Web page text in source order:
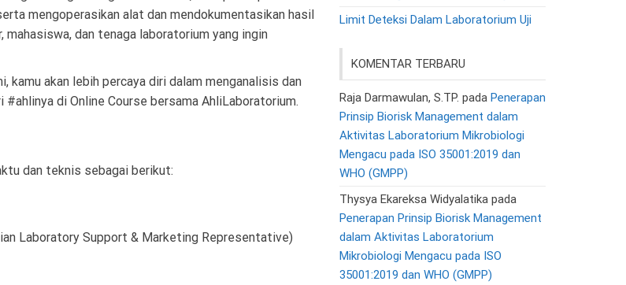
mengoperasikan alat dan mendokumentasikan hasil
dan tenaga laboratorium yang ingin
kamu akan lebih percaya diri dalam menganalisis dan
di Online Course bersama AhliLaboratorium.
dan teknis sebagai berikut:
Laboratory Support & Marketing Representative)
Limit Deteksi Dalam Laboratorium Uji
KOMENTAR TERBARU
Raja Darmawulan, S.TP. pada Penerapan
Prinsip Biorisk Management dalam
Aktivitas Laboratorium Mikrobiologi
Mengacu pada ISO 35001:2019 dan
WHO (GMPP)
Thysya Ekareksa Widyalatikapada
Penerapan Prinsip Biorisk Management
dalam Aktivitas Laboratorium
Mikrobiologi Mengacu pada ISO
35001:2019 dan WHO (GMPP)